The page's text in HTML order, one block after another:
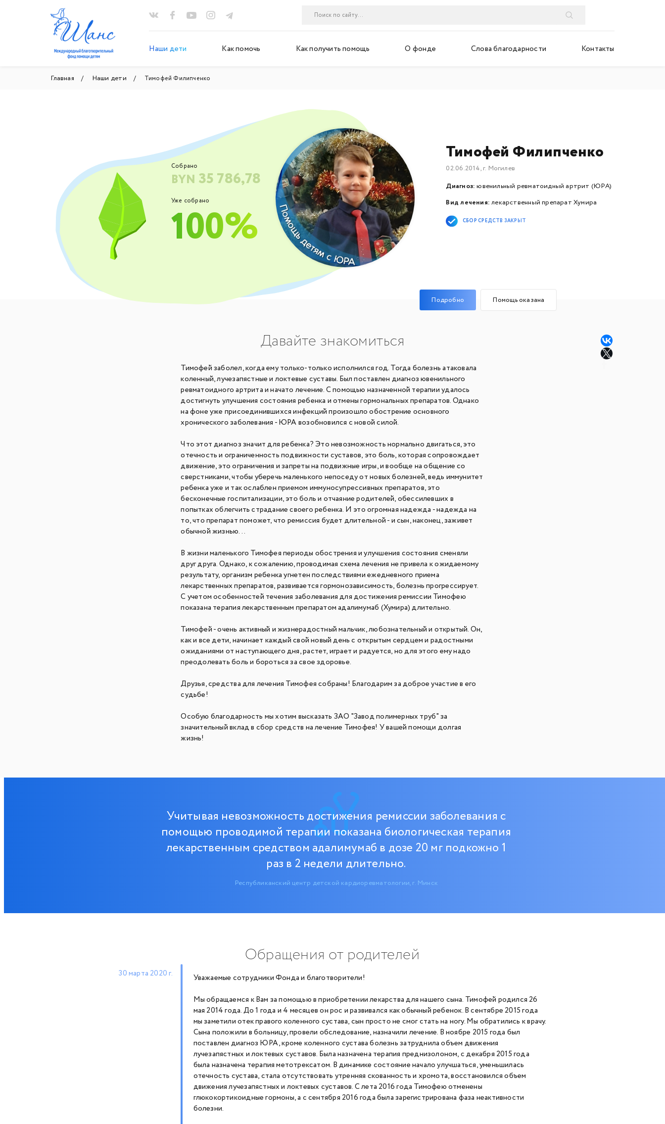
Наши дети Как помочь Как получить помощь О фонде Слова благодарности Контакты
Главная Наши дети Тимофей Филипченко
Собрано
BYN 35 786,78
Уже собрано
100%
Тимофей Филипченко
02.06.2014, г. Могилев
Диагноз: ювенильный ревматоидный артрит (ЮРА)
Вид лечения: лекарственный препарат Хумира
СБОР СРЕДСТВ ЗАКРЫТ
Подробно Помощь оказана
Давайте знакомиться
Тимофей заболел, когда ему только-только исполнился год. Тогда болезнь атаковала
коленный, лучезапястные и локтевые суставы. Был поставлен диагноз ювенильного
ревматоидного артрита и начато лечение. С помощью назначенной терапии удалось
достигнуть улучшения состояния ребенка и отмены гормональных препаратов. Однако
на фоне уже присоединившихся инфекций произошло обострение основного
хронического заболевания - ЮРА возобновился с новой силой.
Что этот диагноз значит для ребенка? Это невозможность нормально двигаться, это
отечность и ограниченность подвижности суставов, это боль, которая сопровождает
движение, это ограничения и запреты на подвижные игры, и вообще на общение со
сверстниками, чтобы уберечь маленького непоседу от новых болезней, ведь иммунитет
ребенка уже и так ослаблен приемом иммуносупрессивных препаратов, это
бесконечные госпитализации, это боль и отчаяние родителей, обессилевших в
попытках облегчить страдание своего ребенка. И это огромная надежда - надежда на
то, что препарат поможет, что ремиссия будет длительной - и сын, наконец, заживет
обычной жизнью...
В жизни маленького Тимофея периоды обострения и улучшения состояния сменяли
друг друга. Однако, к сожалению, проводимая схема лечения не привела к ожидаемому
результату, организм ребенка угнетен последствиями ежедневного приема
лекарственных препаратов, развивается гормонозависимость, болезнь прогрессирует.
С учетом особенностей течения заболевания для достижения ремиссии Тимофею
показана терапия лекарственным препаратом адалимумаб (Хумира) длительно.
Тимофей - очень активный и жизнерадостный мальчик, любознательный и открытый. Он,
как и все дети, начинает каждый свой новый день с открытым сердцем и радостными
ожиданиями от наступающего дня, растет, играет и радуется, но для этого ему надо
преодолевать боль и бороться за свое здоровье.
Друзья, средства для лечения Тимофея собраны! Благодарим за доброе участие в его
судьбе!
Особую благодарность мы хотим высказать ЗАО "Завод полимерных труб" за
значительный вклад в сбор средств на лечение Тимофея! У вашей помощи долгая
жизнь!
Учитывая невозможность достижения ремиссии заболевания с
помощью проводимой терапии показана биологическая терапия
лекарственным средством адалимумаб в дозе 20 мг подкожно 1
раз в 2 недели длительно.
Республиканский центр детской кардиоревматологии, г. Минск
Обращения от родителей
30 марта 2020 г.
Уважаемые сотрудники Фонда и благотворители!
Мы обращаемся к Вам за помощью в приобретении лекарства для нашего сына. Тимофей родился 26
мая 2014 года. До 1 года и 4 месяцев он рос и развивался как обычный ребенок. В сентябре 2015 года
мы заметили отек правого коленного сустава, сын просто не смог стать на ногу. Мы обратились к врачу.
Сына положили в больницу, провели обследование, назначили лечение. В ноябре 2015 года был
поставлен диагноз ЮРА, кроме коленного сустава болезнь затруднила объем движения
лучезапястных и локтевых суставов. Была назначена терапия преднизолоном, с декабря 2015 года
была назначена терапия метотрексатом. В динамике состояние начало улучшаться, уменьшилась
отечность сустава, стала отсутствовать утренняя скованность и хромота, восстановился объем
движения лучезапястных и локтевых суставов. С лета 2016 года Тимофею отменены
глюкокортикоидные гормоны, а с сентября 2016 года была зарегистрирована фаза неактивности
болезни.